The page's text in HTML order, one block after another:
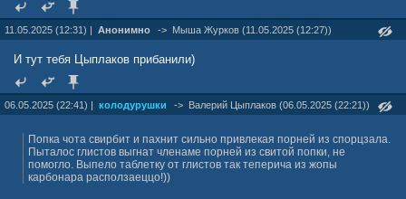
11.05.2025 (12:31) | Анонимно -> Мыша Жуpков (11.05.2025 (12:27))
И тут тебя Цыплаков прибанили)
06.05.2025 (22:41) | колодурушки -> Валерий Цыплаков (06.05.2025 (22:21))
Попка чота свирбит и пахнит сильно привлекая порней из спорцзала.
Пыталос глистов выгнат членаме порней из свитой попки, не
помогло. Выпело таблетку от глистов так теперича из жопы
карбонара расползаеццо!))